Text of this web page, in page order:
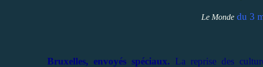
Le Monde du 3
Bruxelles, envoyés spéciaux. La reprise des